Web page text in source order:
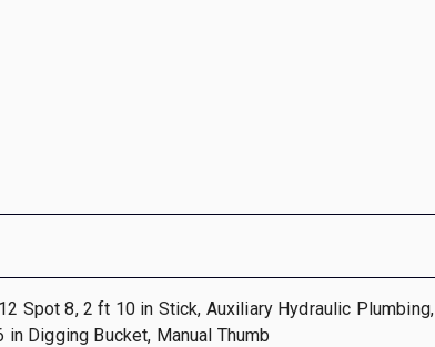
Spot 8, 2 ft 10 in Stick, Auxiliary Hydraulic Plumbing,
in Digging Bucket, Manual Thumb